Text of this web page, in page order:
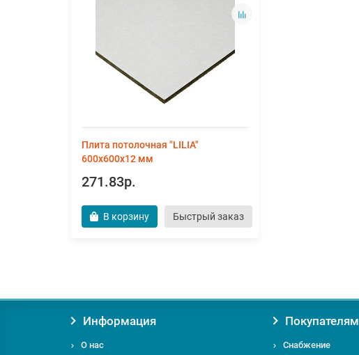
Плита потолочная "LILIA"
600х600х12 мм
271.83р.
В корзину Быстрый заказ
Информация
О нас
Покупателям
Снабжение